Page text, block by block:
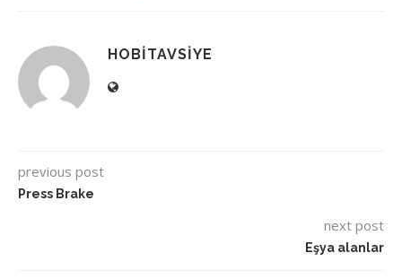
HOBITAVSIYE
previous post
Press Brake
next post
Eşya alanlar